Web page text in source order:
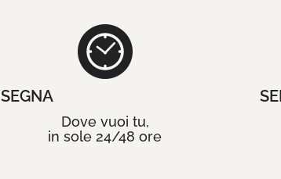
Dove vuoi tu,
in sole 24/48 ore